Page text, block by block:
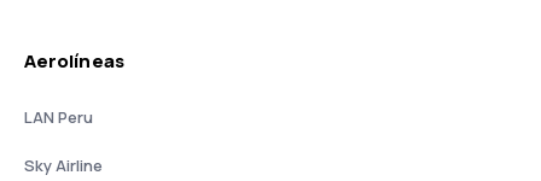
Aerolíneas
LAN Peru
Sky Airline